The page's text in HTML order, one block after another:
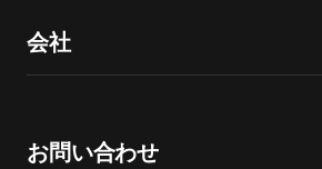
会社
お問い合わせ